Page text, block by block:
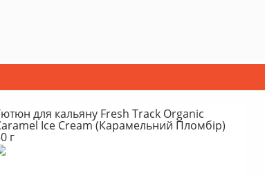
для кальяну Fresh Track Organic
Ice Cream (Карамельний Пломбір)
г